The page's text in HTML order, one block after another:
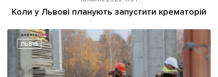
Картки
Репортаж
Розслідування
Фото/Відео
Made in Lviv
Коли у Львові планують запустити крематорій
ЛЬВІВ